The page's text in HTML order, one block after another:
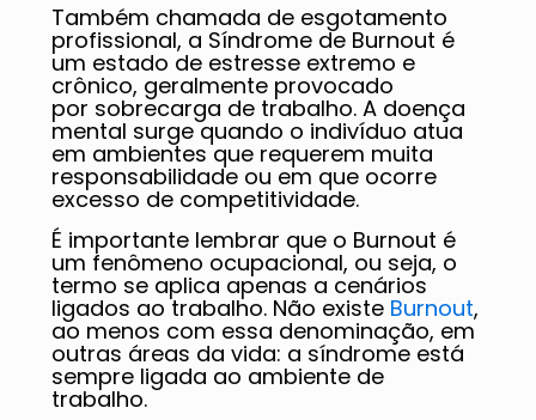
Também chamada de esgotamento
profissional, a Síndrome de Burnout é
um estado de estresse extremo e
crônico, geralmente provocado
por sobrecarga de trabalho. A doença
mental surge quando o indivíduo atua
em ambientes que requerem muita
responsabilidade ou em que ocorre
excesso de competitividade.
É importante lembrar que o Burnout é
um fenômeno ocupacional, ou seja, o
termo se aplica apenas a cenários
ligados ao trabalho. Não existe Burnout,
ao menos com essa denominação, em
outras áreas da vida: a síndrome está
sempre ligada ao ambiente de
trabalho.